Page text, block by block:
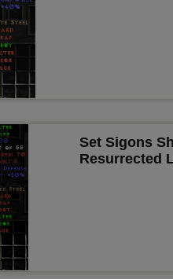
Set Sigons
Resurrected